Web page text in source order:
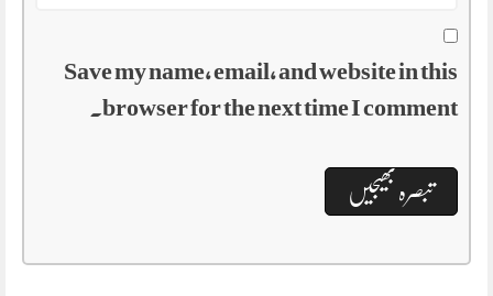
Save my name, email, and website in this
browser for the next time I comment.